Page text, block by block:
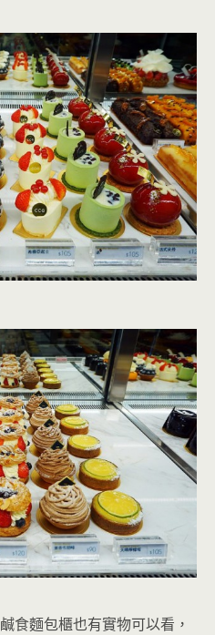
鹹食麵包櫃也有實物可以看，